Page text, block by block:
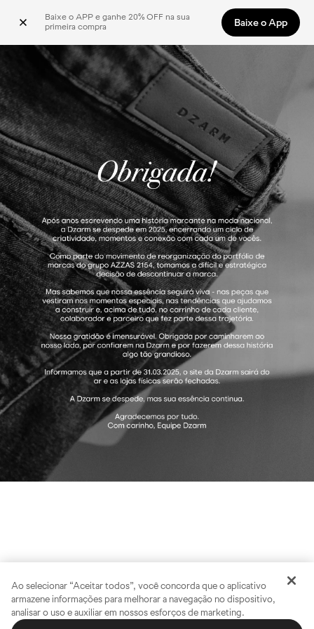
Baixe o APP e ganhe 20% OFF na sua
primeira compra
Baixe o App
Ao selecionar “Aceitar todos”, você concorda que o aplicativo
armazene informações para melhorar a navegação no dispositivo,
analisar o uso e auxiliar em nossos esforços de marketing.